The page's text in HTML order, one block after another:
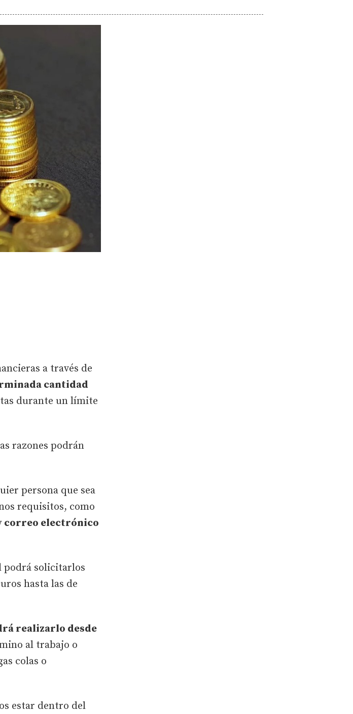
a través de
cantidad
durante un límite
razones podrán
persona que sea
requisitos, como
correo electrónico
podrá solicitarlos
hasta las de
realizarlo desde
al trabajo o
colas o
estar dentro del